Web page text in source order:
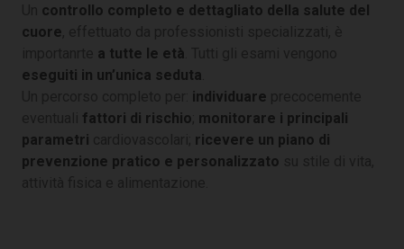
controllo completo e dettagliato della salute del
cuore
a tutte le età
eseguiti in un’unica seduta
individuare
fattori di rischio monitorare i principali
parametri
ricevere un piano di
prevenzione pratico e personalizzato